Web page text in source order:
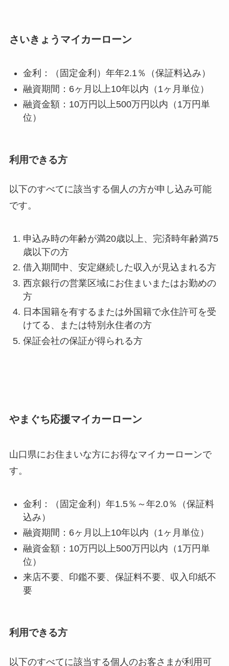
さいきょうマイカーローン
金利：（固定金利）年年2.1％（保証料込み）
融資期間：6ヶ月以上10年以内（1ヶ月単位）
融資金額：10万円以上500万円以内（1万円単
位）
利用できる方
以下のすべてに該当する個人の方が申し込み可能
です。
申込み時の年齢が満20歳以上、完済時年齢満75
歳以下の方
借入期間中、安定継続した収入が見込まれる方
西京銀行の営業区域にお住まいまたはお勤めの
方
日本国籍を有するまたは外国籍で永住許可を受
けてる、または特別永住者の方
保証会社の保証が得られる方
やまぐち応援マイカーローン
山口県にお住まいな方にお得なマイカーローンで
す。
金利：（固定金利）年1.5％～年2.0％（保証料
込み）
融資期間：6ヶ月以上10年以内（1ヶ月単位）
融資金額：10万円以上500万円以内（1万円単
位）
来店不要、印鑑不要、保証料不要、収入印紙不
要
利用できる方
以下のすべてに該当する個人のお客さまが利用可